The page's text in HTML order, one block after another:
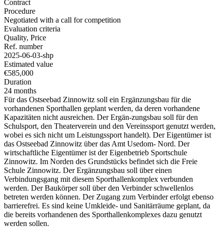
Contract
Procedure
Negotiated with a call for competition
Evaluation criteria
Quality, Price
Ref. number
2025-06-03-shp
Estimated value
€585,000
Duration
24 months
Für das Ostseebad Zinnowitz soll ein Ergänzungsbau für die
vorhandenen Sporthallen geplant werden, da deren vorhandene
Kapazitäten nicht ausreichen. Der Ergän-zungsbau soll für den
Schulsport, den Theaterverein und den Vereinssport genutzt werden,
wobei es sich nicht um Leistungssport handelt). Der Eigentümer ist
das Ostseebad Zinnowitz über das Amt Usedom- Nord. Der
wirtschaftliche Eigentümer ist der Eigenbetrieb Sportschule
Zinnowitz. Im Norden des Grundstücks befindet sich die Freie
Schule Zinnowitz. Der Ergänzungsbau soll über einen
Verbindungsgang mit diesem Sporthallenkomplex verbunden
werden. Der Baukörper soll über den Verbinder schwellenlos
betreten werden können. Der Zugang zum Verbinder erfolgt ebenso
barrierefrei. Es sind keine Umkleide- und Sanitärräume geplant, da
die bereits vorhandenen des Sporthallenkomplexes dazu genutzt
werden sollen.